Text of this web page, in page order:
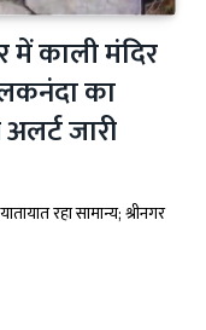
में काली मंदिर
का
जारी
रहा सामान्य; श्रीनगर